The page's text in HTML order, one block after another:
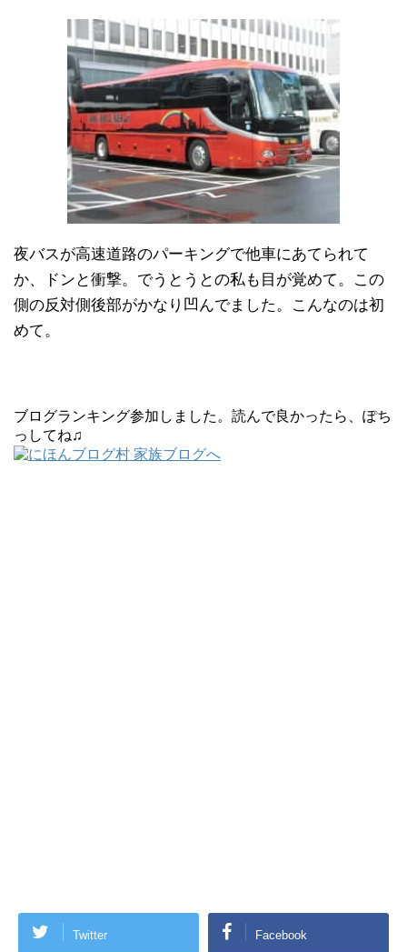
夜バスが高速道路のパーキングで他車にあてられて
か、ドンと衝撃。でうとうとの私も目が覚めて。この
側の反対側後部がかなり凹んでました。こんなのは初
めて。
ブログランキング参加しました。読んで良かったら、ぽち
っしてね♫
Twitter Facebook